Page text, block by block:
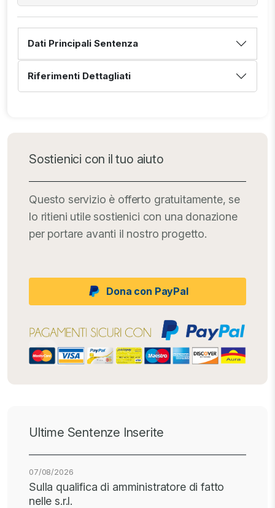
Dati Principali Sentenza
Riferimenti Dettagliati
Sostienici con il tuo aiuto
Questo servizio è offerto gratuitamente, se
lo ritieni utile sostienici con una donazione
per portare avanti il nostro progetto.
Dona con PayPal
Ultime Sentenze Inserite
07/08/2026
Sulla qualifica di amministratore di fatto
nelle s.r.l.